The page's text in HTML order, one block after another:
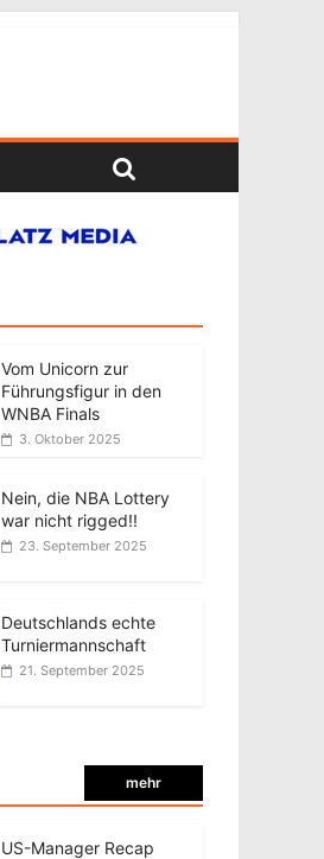
Vom Unicorn zur
Führungsfigur in den
WNBA Finals
3. Oktober 2025
Nein, die NBA Lottery
war nicht rigged!!
23. September 2025
Deutschlands echte
Turniermannschaft
21. September 2025
mehr
US-Manager Recap